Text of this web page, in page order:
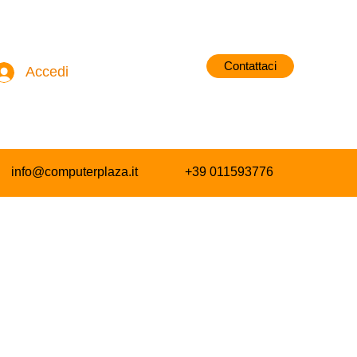
Accedi Contattaci
info@computerplaza.it +39 011593776